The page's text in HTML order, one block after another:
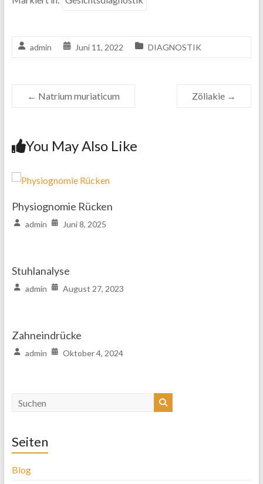
admin Juni 11, 2022 DIAGNOSTIK
← Natrium muriaticum Zöliakie →
You May Also Like
Physiognomie Rücken
admin Juni 8, 2025
Stuhlanalyse
admin August 27, 2023
Zahneindrücke
admin Oktober 4, 2024
Seiten
Blog